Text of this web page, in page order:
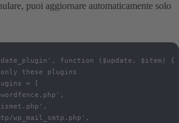
puoi aggiornare automaticamente solo
function ($update, $item) {
these plugins
= [
wp_mail_smtp.php',